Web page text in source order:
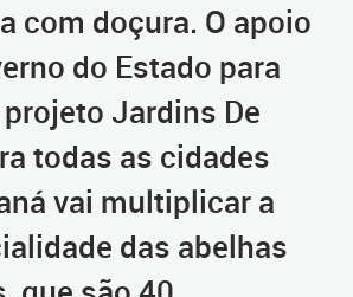
com doçura. O apoio
do Estado para
Jardins De
todas as cidades
vai multiplicar a
das abelhas